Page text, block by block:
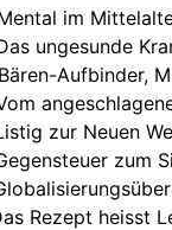
im
ungesunde
Aufbinder,
zur Neuen
zum
Rezept heisst